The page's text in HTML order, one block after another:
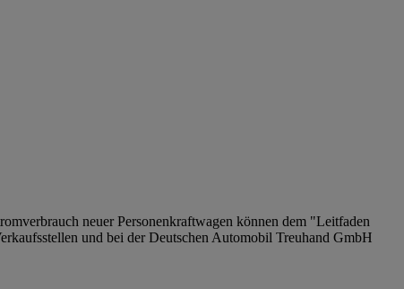
neuer Personenkraftwagen können dem "Leitfaden
und bei der Deutschen Automobil Treuhand GmbH